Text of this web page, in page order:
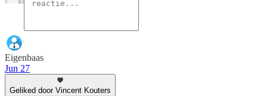
Eigenbaas
Jun 27
Geliked door Vincent Kouters